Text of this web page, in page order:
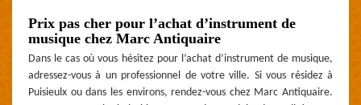
Prix pas cher pour l’achat d’instrument de
musique chez Marc Antiquaire
Dans le cas où vous hésitez pour l’achat d’instrument de musique,
adressez-vous à un professionnel de votre ville. Si vous résidez à
Puisieulx ou dans les environs, rendez-vous chez Marc Antiquaire.